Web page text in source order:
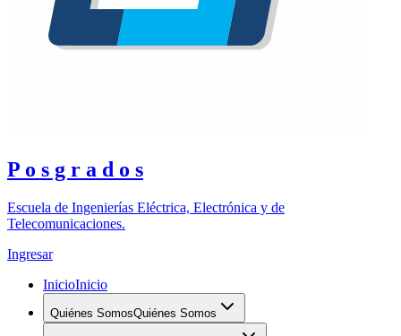
P o s g r a d o s
Escuela de Ingenierías Eléctrica, Electrónica y de
Telecomunicaciones.
Ingresar
InicioInicio
Quiénes SomosQuiénes Somos